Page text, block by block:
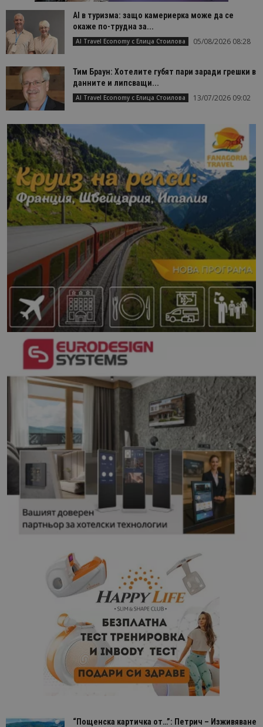
AI в туризма: защо камериерка може да се
окаже по-трудна за...
AI Travel Economy с Елица Стоилова 05/08/2026 08:28
Тим Браун: Хотелите губят пари заради грешки в
данните и липсващи...
AI Travel Economy с Елица Стоилова 13/07/2026 09:02
“Пощенска картичка от…”: Петрич – Изживяване